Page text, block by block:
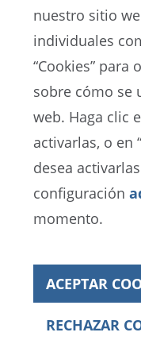
EN ES FR
Portal de
Términos de
Contacto con la FIFA
Cookies
Copyright© 1994 -
nuestro sitio
individuales
“Cookies”
sobre cómo se
web. Haga clic
activarlas, o en
desea
configuración
momento.
ACEPTAR
RECHAZAR